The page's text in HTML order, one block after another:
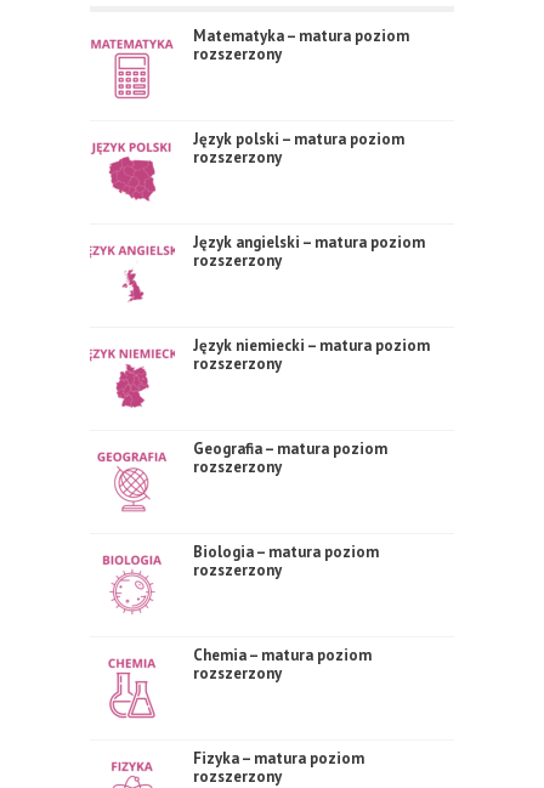
Matematyka – matura poziom
rozszerzony
Język polski – matura poziom
rozszerzony
Język angielski – matura poziom
rozszerzony
Język niemiecki – matura poziom
rozszerzony
Geografia – matura poziom
rozszerzony
Biologia – matura poziom
rozszerzony
Chemia – matura poziom
rozszerzony
Fizyka – matura poziom
rozszerzony